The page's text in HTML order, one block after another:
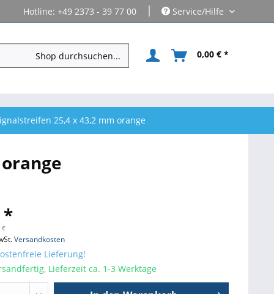
Hotline: +49 2373 - 39 77 00 | Service/Hilfe
0,00 € *
25,4 x 43,2 mm orange
*
€
Versandkosten
Lieferung!
Lieferzeit ca. 1-3 Werktage